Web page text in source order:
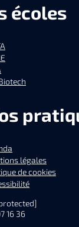
écoles
légales
de cookies
16 36